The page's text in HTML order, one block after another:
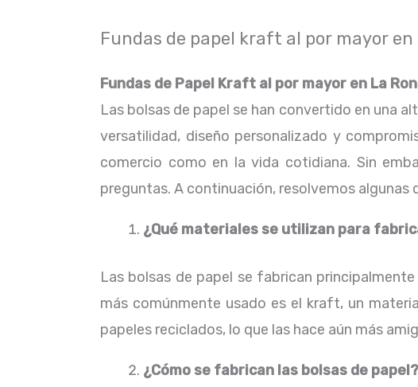
Fundas de papel kraft al por mayor en
Fundas de Papel Kraft al por mayor en La
Las bolsas de papel se han convertido en una
versatilidad, diseño personalizado y
comercio como en la vida cotidiana. Sin
preguntas. A continuación, resolvemos
¿Qué materiales se utilizan para
Las bolsas de papel se fabrican
más comúnmente usado es el kraft, un
papeles reciclados, lo que las hace aún más
¿Cómo se fabrican las bolsas de papel?